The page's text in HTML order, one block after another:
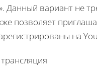
Данный вариант не
позволяет
на